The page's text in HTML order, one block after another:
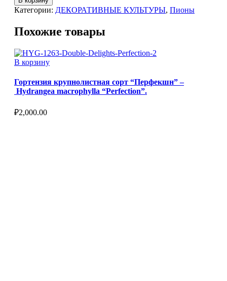
Категории: ДЕКОРАТИВНЫЕ КУЛЬТУРЫ, Пионы
Похожие товары
В корзину
Гортензия крупнолистная сорт “Перфекшн” –
Hydrangea macrophylla “Perfection”.
₽2,000.00